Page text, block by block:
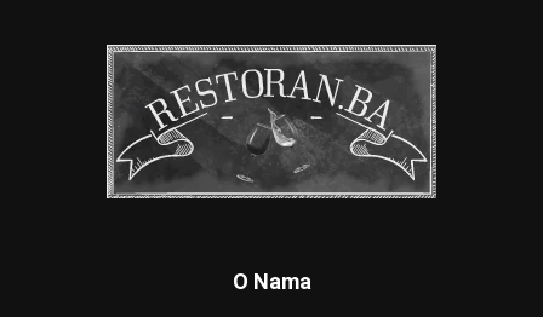
O Nama